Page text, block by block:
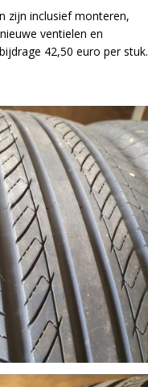
zijn inclusief monteren,
ventielen en
42,50 euro per stuk.